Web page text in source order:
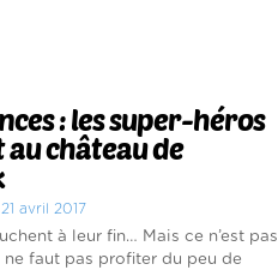
: les super-héros
château de
avril 2017
à leur fin… Mais ce n’est pas
ne faut pas profiter du peu de